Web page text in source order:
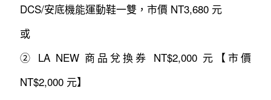
DCS/安底機能運動鞋一雙，市價 NT3,680 元
或
② LA NEW 商品兌換券 NT$2,000 元【市價
NT$2,000 元】